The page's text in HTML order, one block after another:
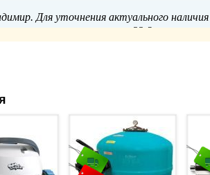
Для уточнения актуального
22-3 или